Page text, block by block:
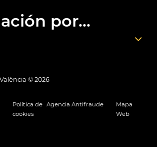
por...
© 2026
Política de
cookies
Agencia Antifraude
Mapa
Web